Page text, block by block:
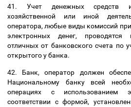
41. Учет денежных средств
хозяйственной или иной
оператора, любые виды комиссий
электронных денег, проводятся
отличных от банковского счета по
открытого у банка.
42. Банк, оператор должен
Национальному банку всей
операциях с использованием
соответствии с формой,